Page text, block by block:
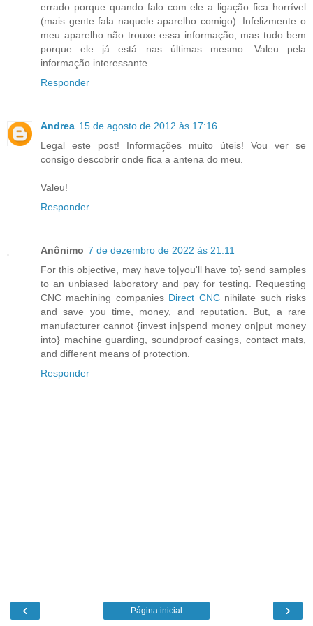
errado porque quando falo com ele a ligação fica horrível
(mais gente fala naquele aparelho comigo). Infelizmente o
meu aparelho não trouxe essa informação, mas tudo bem
porque ele já está nas últimas mesmo. Valeu pela
informação interessante.
Responder
Andrea 15 de agosto de 2012 às 17:16
Legal este post! Informações muito úteis! Vou ver se
consigo descobrir onde fica a antena do meu.
Valeu!
Responder
Anônimo 7 de dezembro de 2022 às 21:11
For this objective, may have to|you'll have to} send samples
to an unbiased laboratory and pay for testing. Requesting
CNC machining companies Direct CNCnihilate such risks
and save you time, money, and reputation. But, a rare
manufacturer cannot {invest in|spend money on|put money
into} machine guarding, soundproof casings, contact mats,
and different means of protection.
Responder
‹ ›
Página inicial